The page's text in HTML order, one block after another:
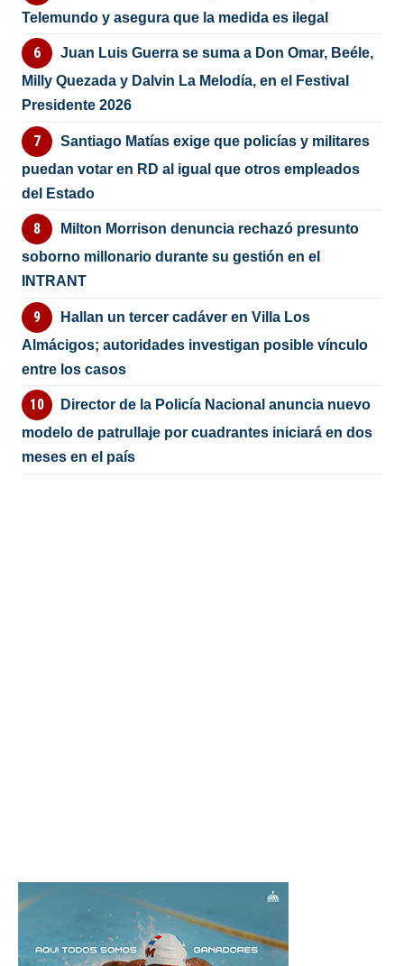
Telemundo y asegura que la medida es ilegal
Juan Luis Guerra se suma a Don Omar, Beéle,
Milly Quezada y Dalvin La Melodía, en el Festival
Presidente 2026
Santiago Matías exige que policías y militares
puedan votar en RD al igual que otros empleados
del Estado
Milton Morrison denuncia rechazó presunto
soborno millonario durante su gestión en el
INTRANT
Hallan un tercer cadáver en Villa Los
Almácigos; autoridades investigan posible vínculo
entre los casos
Director de la Policía Nacional anuncia nuevo
modelo de patrullaje por cuadrantes iniciará en dos
meses en el país